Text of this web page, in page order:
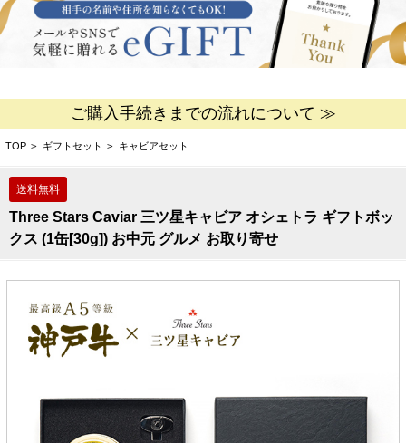
ご購入手続きまでの流れについて ≫
TOP > ギフトセット > キャビアセット
Three Stars Caviar 三ツ星キャビア オシェトラ ギフトボッ
クス (1缶[30g]) お中元 グルメ お取り寄せ